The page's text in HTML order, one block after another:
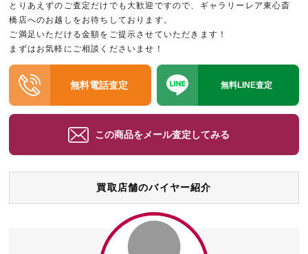
とりあえずのご査定だけでも大歓迎ですので、ギャラリーレア東心斎
橋店へのお越しをお待ちしております。
ご満足いただける金額をご提示させていただきます！
まずはお気軽にご相談くださいませ！
無料電話査定 無料LINE査定
この商品をメール査定してみる
買取店舗のバイヤー紹介